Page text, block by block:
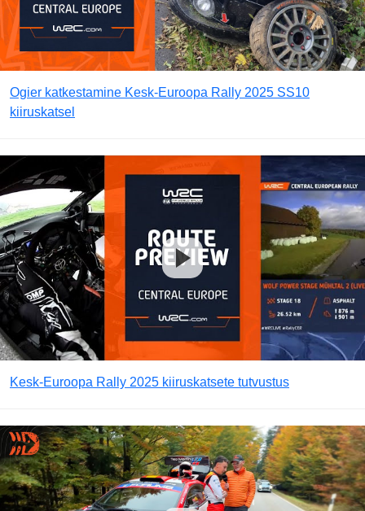
Ogier katkestamine Kesk-Euroopa Rally 2025 SS10
kiiruskatsel
Kesk-Euroopa Rally 2025 kiiruskatsete tutvustus